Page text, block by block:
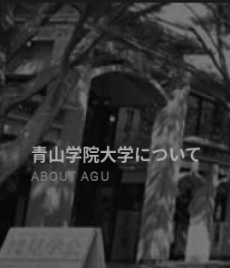
青山学院大学について
ABOUT AGU